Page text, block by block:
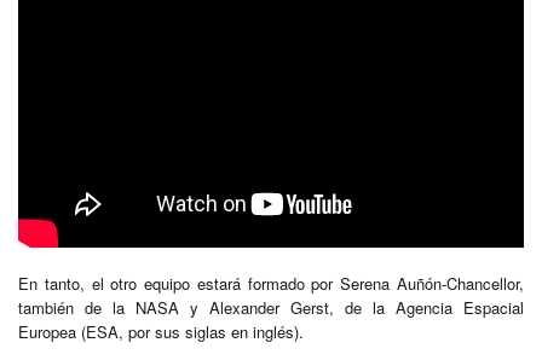
En tanto, el otro equipo estará formado por Serena Auñón-Chancellor,
también de la NASA y Alexander Gerst, de la Agencia Espacial
Europea (ESA, por sus siglas en inglés).